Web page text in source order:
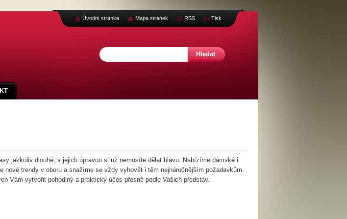
jakkoliv dlouhé, s jejich úpravou si už nemusíte dělat hlavu. Nabízíme dámské i
nové trendy v oboru a snažíme se vždy vyhovět i těm nejnáročnějším požadavkům.
Vám vytvořit pohodlný a praktický účes přesně podle Vašich představ.
Úvodní stránka Mapa stránek RSS Tisk